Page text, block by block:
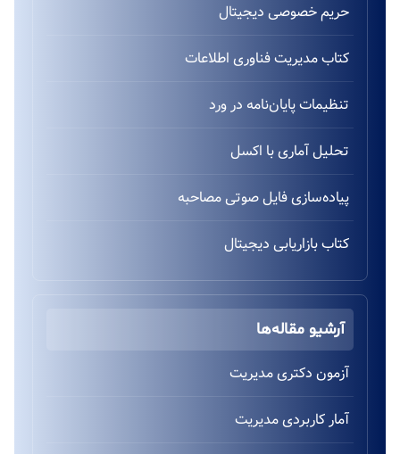
حریم خصوصی دیجیتال
کتاب مدیریت فناوری اطلاعات
تنظیمات پایان‌نامه در ورد
تحلیل آماری با اکسل
پیاده‌سازی فایل صوتی مصاحبه
کتاب بازاریابی دیجیتال
آرشیو مقاله‌ها
آزمون دکتری مدیریت
آمار کاربردی مدیریت